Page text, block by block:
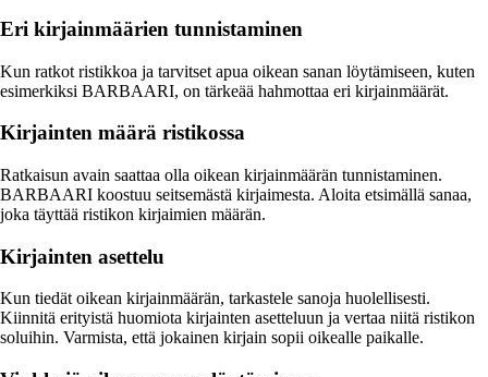
Eri kirjainmäärien tunnistaminen
Kun ratkot ristikkoa ja tarvitset apua oikean sanan löytämiseen, kuten
esimerkiksi BARBAARI, on tärkeää hahmottaa eri kirjainmäärät.
Kirjainten määrä ristikossa
Ratkaisun avain saattaa olla oikean kirjainmäärän tunnistaminen.
BARBAARI koostuu seitsemästä kirjaimesta. Aloita etsimällä sanaa,
joka täyttää ristikon kirjaimien määrän.
Kirjainten asettelu
Kun tiedät oikean kirjainmäärän, tarkastele sanoja huolellisesti.
Kiinnitä erityistä huomiota kirjainten asetteluun ja vertaa niitä ristikon
soluihin. Varmista, että jokainen kirjain sopii oikealle paikalle.